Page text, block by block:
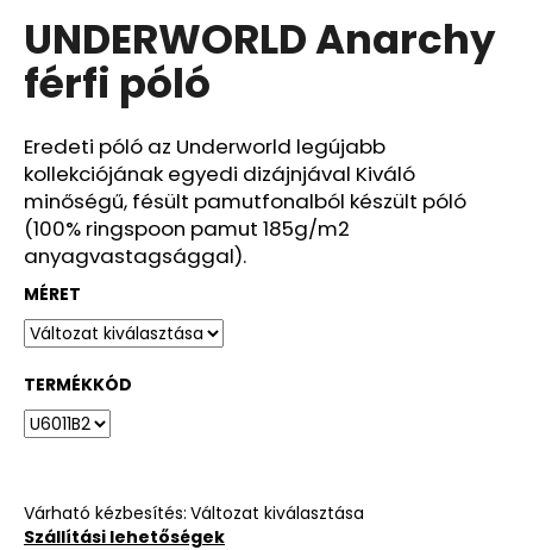
átlagos
értékelése
5-
ből
csillag.
UNDERWORLD Anarchy
férfi póló
Eredeti póló az Underworld legújabb
kollekciójának egyedi dizájnjával Kiváló
minőségű, fésült pamutfonalból készült póló
(100% ringspoon pamut 185g/m2
anyagvastagsággal).
MÉRET
TERMÉKKÓD
Várható kézbesítés: Változat kiválasztása
Szállítási lehetőségek